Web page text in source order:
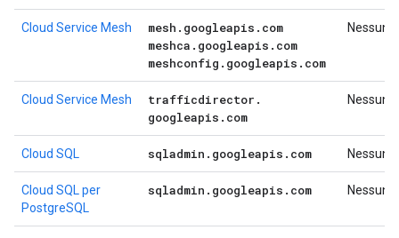
Cloud Service Mesh mesh . googleapis . com
meshca . googleapis . com
meshconfig . googleapis . com
Nessuno
Cloud Service Mesh trafficdirector .
googleapis . com
Nessuno
Cloud SQL sqladmin . googleapis . com Nessuno
Cloud SQL per
PostgreSQL
sqladmin . googleapis . com Nessuno